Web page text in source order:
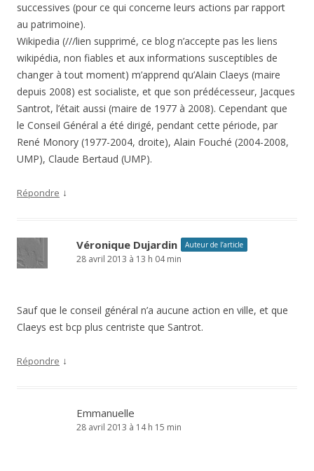
successives (pour ce qui concerne leurs actions par rapport
au patrimoine).
Wikipedia (///lien supprimé, ce blog n’accepte pas les liens
wikipédia, non fiables et aux informations susceptibles de
changer à tout moment) m’apprend qu’Alain Claeys (maire
depuis 2008) est socialiste, et que son prédécesseur, Jacques
Santrot, l’était aussi (maire de 1977 à 2008). Cependant que
le Conseil Général a été dirigé, pendant cette période, par
René Monory (1977-2004, droite), Alain Fouché (2004-2008,
UMP), Claude Bertaud (UMP).
Répondre ↓
Véronique Dujardin Auteur de l’article
28 avril 2013 à 13 h 04 min
Sauf que le conseil général n’a aucune action en ville, et que
Claeys est bcp plus centriste que Santrot.
Répondre ↓
Emmanuelle
28 avril 2013 à 14 h 15 min